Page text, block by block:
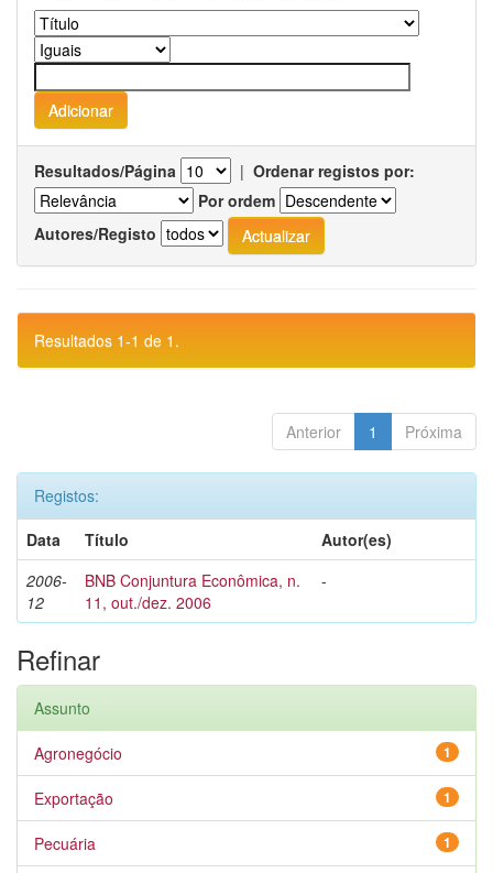
Resultados/Página | Ordenar registos por:
Por ordem
Autores/Registo
Resultados 1-1 de 1.
Anterior 1 Próxima
Registos:
Data
Título
Autor(es)
2006-
12
BNB Conjuntura Econômica, n.
11, out./dez. 2006
-
Refinar
Assunto
1
Agronegócio
1
Exportação
1
Pecuária